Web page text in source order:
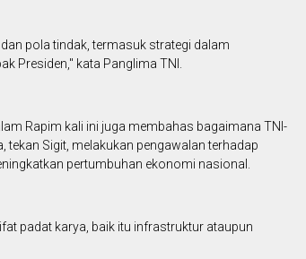
pola tindak, termasuk strategi dalam
Presiden," kata Panglima TNI.
Rapim kali ini juga membahas bagaimana TNI-
Sigit, melakukan pengawalan terhadap
pertumbuhan ekonomi nasional.
padat karya, baik itu infrastruktur ataupun